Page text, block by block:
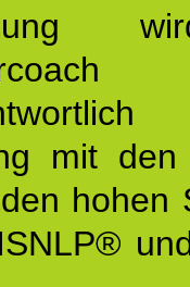
mit den
hohen